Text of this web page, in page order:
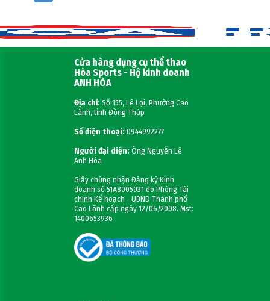
Cửa hàng dụng cụ thể thao
Hòa Sports - Hộ kinh doanh
ANH HÒA
Địa chỉ: Số 155, Lê Lợi, Phường Cao
Lãnh, tỉnh Đồng Tháp
Số điện thoại: 0944992277
Người đại diện: Ông Nguyễn Lê
Anh Hòa
Giấy chứng nhận Đăng ký Kinh
doanh số 51A8005931 do Phòng Tài
chính Kế hoạch - UBND Thành phố
Cao Lãnh cấp ngày 12/06/2008. Mst:
1400653936